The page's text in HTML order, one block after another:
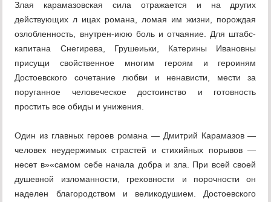
Злая карамазовская сила отражается и на других
действующих л ицах романа, ломая им жизни, порождая
озлобленность, внутрен-июю боль и отчаяние. Для штабс-
капитана Снегирева, Грушеиьки, Катерины Ивановны
присущи свойственное многим героям и героиням
Достоевского сочетание любви и ненависти, мести за
поруганное человеческое достоинство и готовность
простить все обиды и унижения.
Один из главных героев романа — Дмитрий Карамазов —
человек неудержимых страстей и стихийных порывов —
несет в»«самом себе начала добра и зла. При всей своей
душевной изломанности, греховности и порочности он
наделен благородством и великодушием. Достоевского